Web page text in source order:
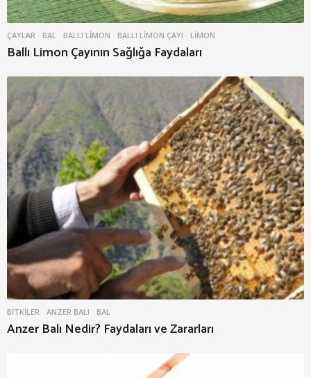
ÇAYLAR BAL ,BALLI LIMON ,BALLI LIMON ÇAYI ,LIMON
Ballı Limon Çayının Sağlığa Faydaları
BITKILER ANZER BALI ,BAL
Anzer Balı Nedir? Faydaları ve Zararları